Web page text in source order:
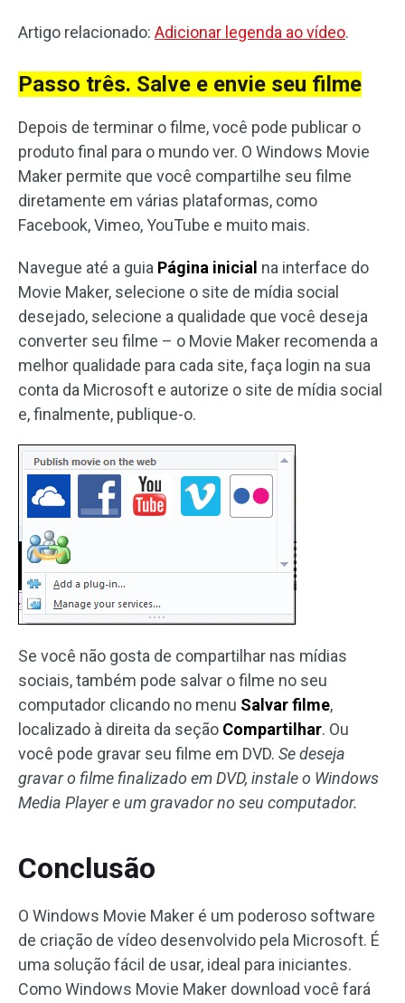
Artigo relacionado: Adicionar legenda ao vídeo.
Passo três. Salve e envie seu filme
Depois de terminar o filme, você pode publicar o
produto final para o mundo ver. O Windows Movie
Maker permite que você compartilhe seu filme
diretamente em várias plataformas, como
Facebook, Vimeo, YouTube e muito mais.
Navegue até a guia Página inicial na interface do
Movie Maker, selecione o site de mídia social
desejado, selecione a qualidade que você deseja
converter seu filme – o Movie Maker recomenda a
melhor qualidade para cada site, faça login na sua
conta da Microsoft e autorize o site de mídia social
e, finalmente, publique-o.
Se você não gosta de compartilhar nas mídias
sociais, também pode salvar o filme no seu
computador clicando no menu Salvar filme,
localizado à direita da seção Compartilhar. Ou
você pode gravar seu filme em DVD. Se deseja
gravar o filme finalizado em DVD, instale o Windows
Media Playere um gravador no seu computador.
Conclusão
O Windows Movie Maker é um poderoso software
de criação de vídeo desenvolvido pela Microsoft. É
uma solução fácil de usar, ideal para iniciantes.
Como Windows Movie Maker download você fará